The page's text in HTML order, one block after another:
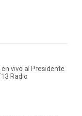
vivo al Presidente
Radio